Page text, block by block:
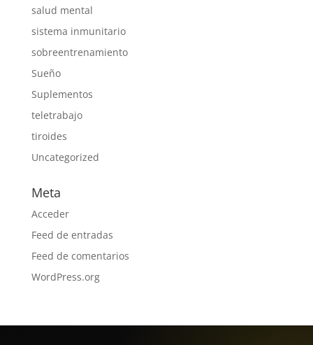
salud mental
sistema inmunitario
sobreentrenamiento
Sueño
Suplementos
teletrabajo
tiroides
Uncategorized
Meta
Acceder
Feed de entradas
Feed de comentarios
WordPress.org